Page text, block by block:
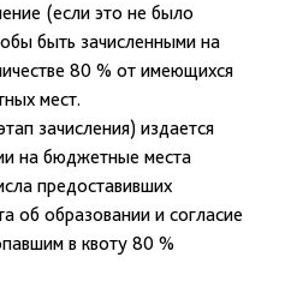
(если это не было
быть зачисленными на
80 % от имеющихся
мест.
зачисления) издается
на бюджетные места
предоставивших
об образовании и согласие
в квоту 80 %